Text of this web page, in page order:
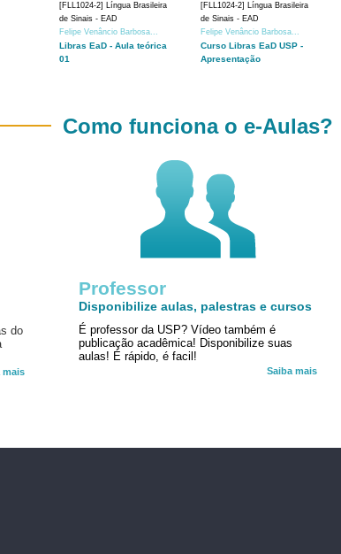
[FLL1024-2] Língua Brasileira
de Sinais - EAD
Felipe Venâncio Barbosa...
Libras EaD - Aula teórica
01
[FLL1024-2] Língua Brasileira
de Sinais - EAD
Felipe Venâncio Barbosa...
Curso Libras EaD USP -
Apresentação
do
mais
Como funciona o e-Aulas?
Professor
Disponibilize aulas, palestras e cursos
É professor da USP? Vídeo também é
publicação acadêmica! Disponibilize suas
aulas! É rápido, é facil!
Saiba mais